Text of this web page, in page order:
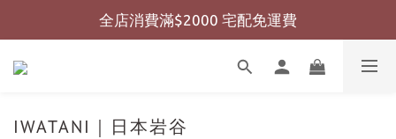
全店消費滿$999 超商免運費
全店消費滿$2000 宅配免運費
全店消費滿$999 超商免運費
IWATANI｜日本岩谷